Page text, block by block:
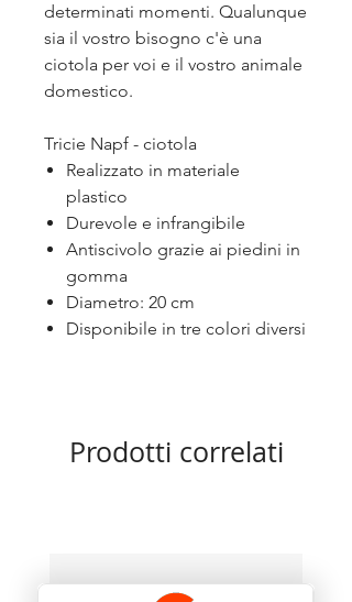
determinati momenti. Qualunque
sia il vostro bisogno c'è una
ciotola per voi e il vostro animale
domestico.
Tricie Napf - ciotola
Realizzato in materiale
plastico
Durevole e infrangibile
Antiscivolo grazie ai piedini in
gomma
Diametro: 20 cm
Disponibile in tre colori diversi
Prodotti correlati